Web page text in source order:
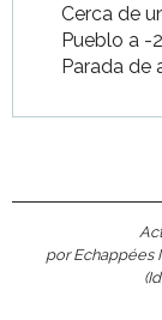
Cerca de
Pueblo a -
Parada de
por Echappées